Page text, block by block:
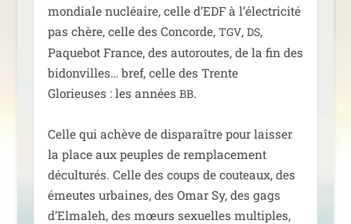
mon­diale nucléaire, celle d’EDF à l’élec­tri­ci­té
pas chère, celle des Concorde, TGV, DS,
Paquebot France, des auto­routes, de la fin des
bidon­villes… bref, celle des Trente
Glorieuses : les années BB.
Celle qui achève de dis­pa­raître pour lais­ser
la place aux peuples de rem­pla­ce­ment
décul­tu­rés. Celle des coups de cou­teaux, des
émeutes urbaines, des Omar Sy, des gags
d’Elmaleh, des mœurs sexuelles mul­tiples,